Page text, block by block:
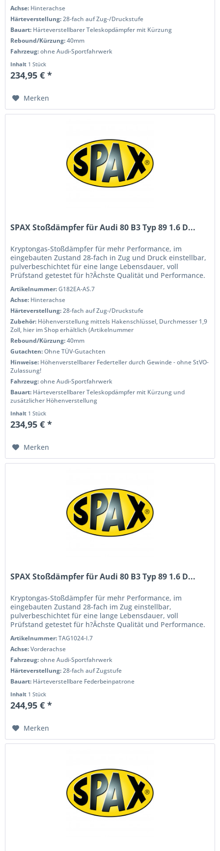
Achse: Hinterachse
Härteverstellung:28-fach auf Zug-/Druckstufe
Bauart: Härteverstellbarer Teleskopdämpfer mit Kürzung
Rebound/Kürzung:40mm
Fahrzeug:ohne Audi-Sportfahrwerk
Inhalt 1 Stück
234,95 € *
Merken
SPAX Stoßdämpfer für Audi 80 B3 Typ 89 1.6 D...
Kryptongas-Stoßdämpfer für mehr Performance, im
eingebauten Zustand 28-fach in Zug und Druck einstellbar,
pulverbeschichtet für eine lange Lebensdauer, voll
Prüfstand getestet für h?Âchste Qualität und Performance.
Artikelnummer:G182EA-AS.7
Achse: Hinterachse
Härteverstellung:28-fach auf Zug-/Druckstufe
Zubehör: Höhenverstellung mittels Hakenschlüssel, Durchmesser 1,9
Zoll, hier im Shop erhältlich (Artikelnummer
Rebound/Kürzung:40mm
Gutachten:Ohne TÜV-Gutachten
Hinweise: Höhenverstellbarer Federteller durch Gewinde - ohne StVO-
Zulassung!
Fahrzeug:ohne Audi-Sportfahrwerk
Bauart: Härteverstellbarer Teleskopdämpfer mit Kürzung und
zusätzlicher Höhenverstellung
Inhalt 1 Stück
234,95 € *
Merken
SPAX Stoßdämpfer für Audi 80 B3 Typ 89 1.6 D...
Kryptongas-Stoßdämpfer für mehr Performance, im
eingebauten Zustand 28-fach im Zug einstellbar,
pulverbeschichtet für eine lange Lebensdauer, voll
Prüfstand getestet für h?Âchste Qualität und Performance.
Artikelnummer:TAG1024-I.7
Achse:Vorderachse
Fahrzeug:ohne Audi-Sportfahrwerk
Härteverstellung:28-fach auf Zugstufe
Bauart: Härteverstellbare Federbeinpatrone
Inhalt 1 Stück
244,95 € *
Merken